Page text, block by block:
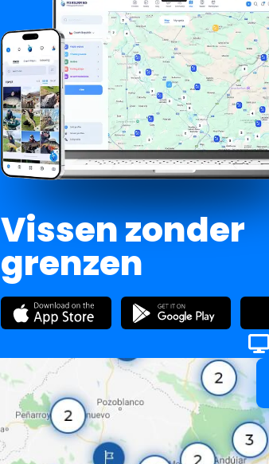
Vissen zonder
grenzen